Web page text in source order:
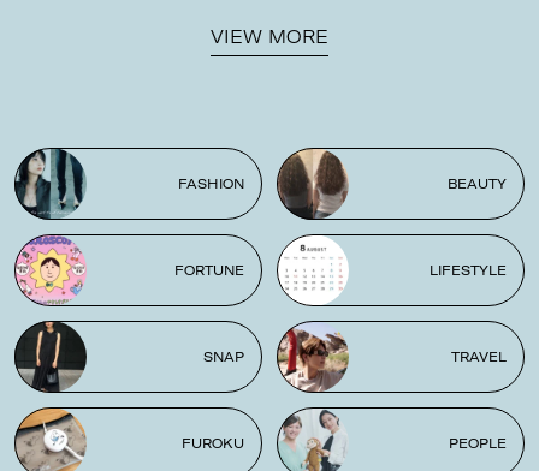
VIEW MORE
FASHION BEAUTY
FORTUNE LIFESTYLE
SNAP TRAVEL
FUROKU PEOPLE